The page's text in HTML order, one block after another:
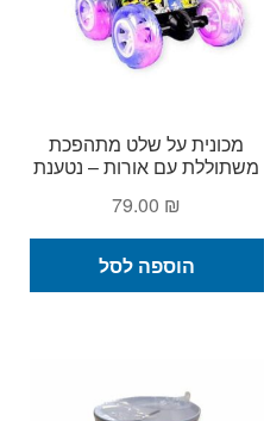
מכונית על שלט מתהפכת
משתוללת עם אורות – נטענת
79.00 ₪
הוספה לסל